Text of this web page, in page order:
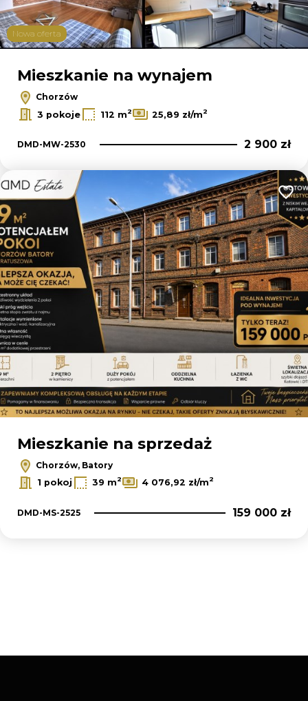
Nowa oferta
Mieszkanie na wynajem
Chorzów
3 pokoje
112 m2 25,89 zł/m2
DMD-MW-2530 2 900 zł
Mieszkanie na sprzedaż
Chorzów, Batory
1 pokoj
39 m2 4 076,92 zł/m2
DMD-MS-2525 159 000 zł